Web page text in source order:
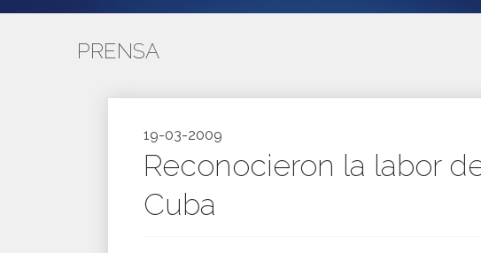
PRENSA
19-03-2009
Reconocieron la labor
Cuba